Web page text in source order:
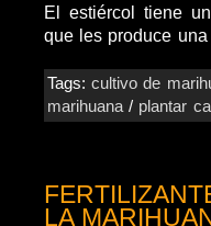
El estiércol tiene
que les produce una
Tags:cultivo de
marihuana / plantar
LA